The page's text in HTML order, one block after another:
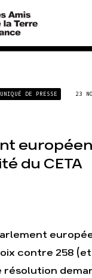
Amis de
DE PRESSE 23
du CETA
contre 258 (et
résolution